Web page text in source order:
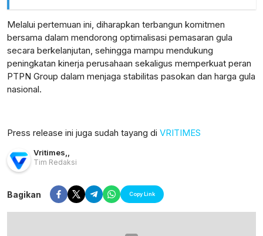
Melalui pertemuan ini, diharapkan terbangun komitmen
bersama dalam mendorong optimalisasi pemasaran gula
secara berkelanjutan, sehingga mampu mendukung
peningkatan kinerja perusahaan sekaligus memperkuat peran
PTPN Group dalam menjaga stabilitas pasokan dan harga gula
nasional.
Press release ini juga sudah tayang di VRITIMES
Vritimes
Tim Redaksi
Bagikan Copy Link